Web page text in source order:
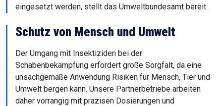
eingesetzt werden, stellt das Umweltbundesamt bereit.
Schutz von Mensch und Umwelt
Der Umgang mit Insektiziden bei der
Schabenbekämpfung erfordert große Sorgfalt, da eine
unsachgemäße Anwendung Risiken für Mensch, Tier und
Umwelt bergen kann. Unsere Partnerbetriebe arbeiten
daher vorrangig mit präzisen Dosierungen und